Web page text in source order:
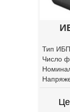
Тип
Число